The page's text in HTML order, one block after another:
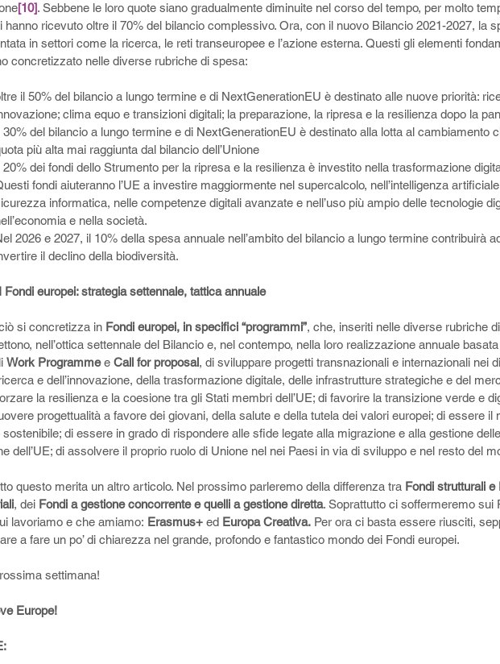
[10]. Sebbene le loro quote siano gradualmente diminuite nel corso del tempo, per molto
hanno ricevuto oltre il 70% del bilancio complessivo. Ora, con il nuovo Bilancio 2021-2027, la
in settori come la ricerca, le reti transeuropee e l’azione esterna. Questi gli elementi
concretizzato nelle diverse rubriche di spesa:
il 50% del bilancio a lungo termine e di NextGenerationEU è destinato alle nuove priorità:
clima equo e transizioni digitali; la preparazione, la ripresa e la resilienza dopo la
30% del bilancio a lungo termine e di NextGenerationEU è destinato alla lotta al cambiamento
più alta mai raggiunta dal bilancio dell’Unione
20% dei fondi dello Strumento per la ripresa e la resilienza è investito nella trasformazione
fondi aiuteranno l’UE a investire maggiormente nel supercalcolo, nell’intelligenza
informatica, nelle competenze digitali avanzate e nell’uso più ampio delle tecnologie
e nella società.
2026 e 2027, il 10% della spesa annuale nell’ambito del bilancio a lungo termine contribuirà
il declino della biodiversità.
Fondi europei: strategia settennale, tattica annuale
si concretizza in Fondi europei, in specifici “programmi”, che, inseriti nelle diverse rubriche
nell’ottica settennale del Bilancio e, nel contempo, nella loro realizzazione annuale
Work Programme e Call for proposal, di sviluppare progetti transnazionali e internazionali nei
e dell’innovazione, della trasformazione digitale, delle infrastrutture strategiche e del
la resilienza e la coesione tra gli Stati membri dell’UE; di favorire la transizione verde e
progettualità a favore dei giovani, della salute e della tutela dei valori europei; di essere il
sostenibile; di essere in grado di rispondere alle sfide legate alla migrazione e alla gestione
dell’UE; di assolvere il proprio ruolo di Unione nel nei Paesi in via di sviluppo e nel resto del
questo merita un altro articolo. Nel prossimo parleremo della differenza tra Fondi strutturali e
, dei Fondi a gestione concorrente e quelli a gestione diretta. Soprattutto ci soffermeremo sui
lavoriamo e che amiamo: Erasmus+ ed Europa Creativa. Per ora ci basta essere riusciti,
a fare un po’ di chiarezza nel grande, profondo e fantastico mondo dei Fondi europei.
settimana!
Europe!